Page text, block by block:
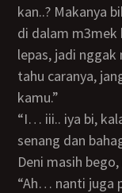
kan..? Makanya
di dalam m3mek
lepas, jadi nggak
tahu caranya,
kamu.”
“I… iii.. iya bi, kalau sama bibi, Deni justru merasa
senang dan
Deni masih
“Ah… nanti juga pintar. Umumnya sih kalau dari